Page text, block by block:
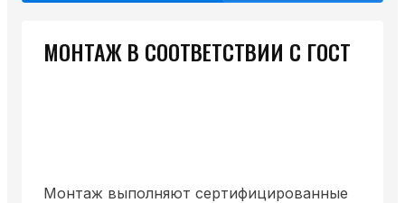
МОНТАЖ В СООТВЕТСТВИИ С ГОСТ
Монтаж выполняют сертифицированные